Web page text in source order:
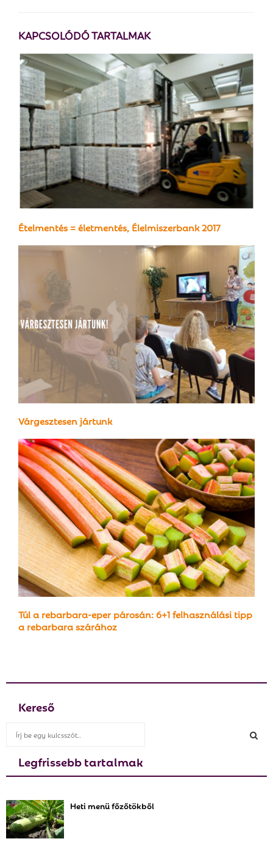
KAPCSOLÓDÓ TARTALMAK
Ételmentés = életmentés, Élelmiszerbank 2017
Várgesztesen jártunk
Túl a rebarbara-eper párosán: 6+1 felhasználási tipp
a rebarbara szárához
Kereső
c
f
o
r
Legfrissebb tartalmak
Heti menü főzőtökből